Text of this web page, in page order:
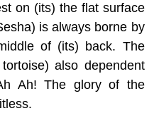
on (its) the flat surface
is always borne by
of (its) back. The
also dependent
Ah! The glory of the